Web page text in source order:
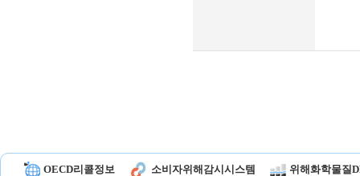
OECD리콜정보 소비자위해감시시스템 위해화학물질